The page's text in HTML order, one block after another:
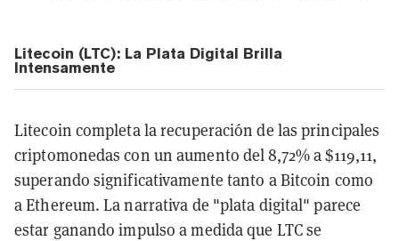
Litecoin (LTC): La Plata Digital Brilla
Intensamente
Litecoin completa la recuperación de las principales
criptomonedas con un aumento del 8,72% a $119,11,
superando significativamente tanto a Bitcoin como
a Ethereum. La narrativa de "plata digital" parece
estar ganando impulso a medida que LTC se